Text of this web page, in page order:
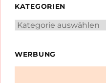
KATEGORIEN
Kategorien
WERBUNG